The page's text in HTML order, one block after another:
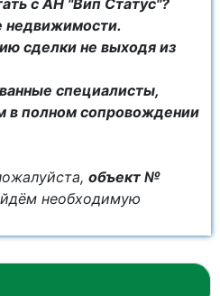
с АН "Вип Статус"?
недвижимости.
сделки не выходя из
специалисты,
в полном сопровождении
объект №
необходимую